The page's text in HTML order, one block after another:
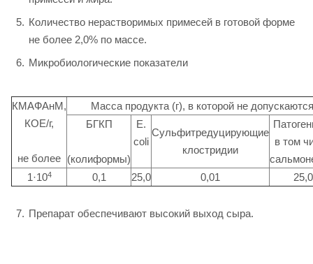
Количество нерастворимых примесей в готовой форме
не более 2,0% по массе.
Микробиологические показатели
КМАФАнМ,
КОЕ/г,
не более
Масса продукта (г), в которой не допускаются
БГКП
(колиформы)
E.
coli
Сульфитредуцирующие
клостридии
в том
1·104 0,1 25,0 0,01 25,0
Препарат обеспечивают высокий выход сыра.